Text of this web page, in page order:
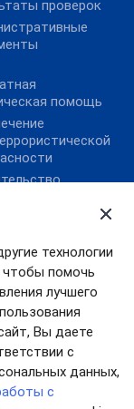
технологии
чтобы помочь
лучшего
Вы даете
с
данных,
с
проверок
помощь